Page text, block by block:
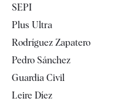
Televisión
SEPI
Plus Ultra
Rodríguez Zapatero
Pedro Sánchez
Guardia Civil
Leire Díez